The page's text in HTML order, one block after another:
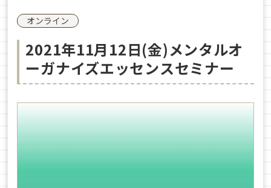
オンライン
2021年11月12日(金)メンタルオ
ーガナイズエッセンスセミナー